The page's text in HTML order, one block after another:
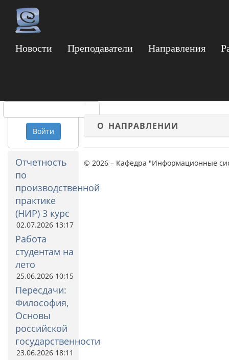
Новости Преподаватели Направления
Логин
Войти
Отчетность
по
производственной
практике
(НИР) 3 курс
02.07.2026 13:17
Работа
студентам на
лето
25.06.2026 10:15
Пересдачи:
Философия,
Основы
российской
государственности
23.06.2026 18:11
09.04.04
О НАПРАВЛЕНИИ
© 2026 – Кафедра "Информационные